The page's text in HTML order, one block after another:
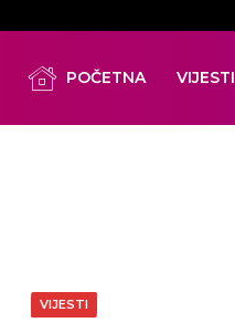
POČETNA VIJESTI
VIJESTI